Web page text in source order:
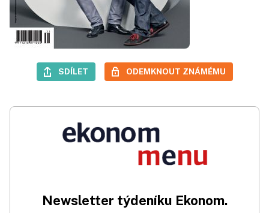
SDÍLET ODEMKNOUT ZNÁMÉMU
Newsletter týdeníku Ekonom.